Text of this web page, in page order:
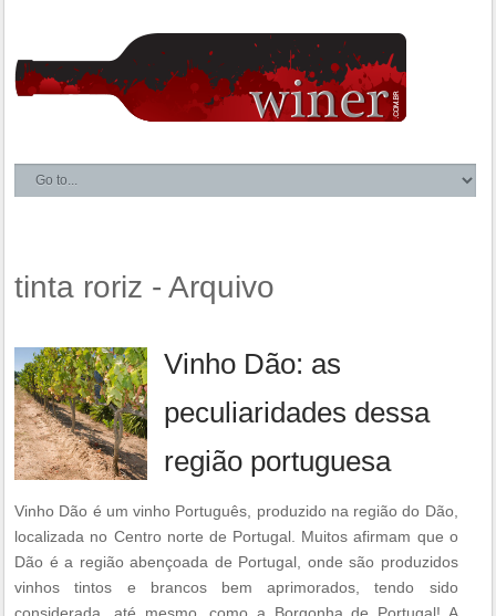
tinta roriz - Arquivo
Vinho Dão: as
peculiaridades dessa
região portuguesa
Vinho Dão é um vinho Português, produzido na região do Dão,
localizada no Centro norte de Portugal. Muitos afirmam que o
Dão é a região abençoada de Portugal, onde são produzidos
vinhos tintos e brancos bem aprimorados, tendo sido